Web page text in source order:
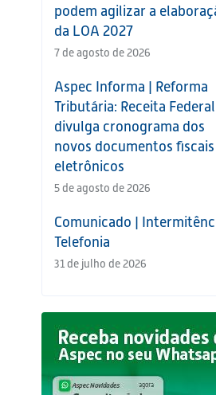
podem agilizar a
da LOA 2027
7 de agosto de 2026
Aspec Informa | Reforma
Tributária: Receita Federal
divulga cronograma dos
novos documentos fiscais
eletrônicos
5 de agosto de 2026
Comunicado |
Telefonia
31 de julho de 2026